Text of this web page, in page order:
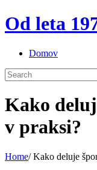
Skip
to
Od leta
Domov
Kako
v praksi?
Home/Kako deluje